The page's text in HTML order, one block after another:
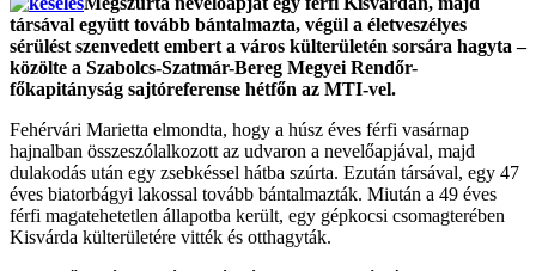
társával együtt tovább bántalmazta, végül a életveszélyes
sérülést szenvedett embert a város külterületén sorsára hagyta –
közölte a Szabolcs-Szatmár-Bereg Megyei Rendőr-
főkapitányság sajtóreferense hétfőn az MTI-vel.
Fehérvári Marietta elmondta, hogy a húsz éves férfi vasárnap
hajnalban összeszólalkozott az udvaron a nevelőapjával, majd
dulakodás után egy zsebkéssel hátba szúrta. Ezután társával, egy 47
éves biatorbágyi lakossal tovább bántalmazták. Miután a 49 éves
férfi magatehetetlen állapotba került, egy gépkocsi csomagterében
Kisvárda külterületére vitték és otthagyták.